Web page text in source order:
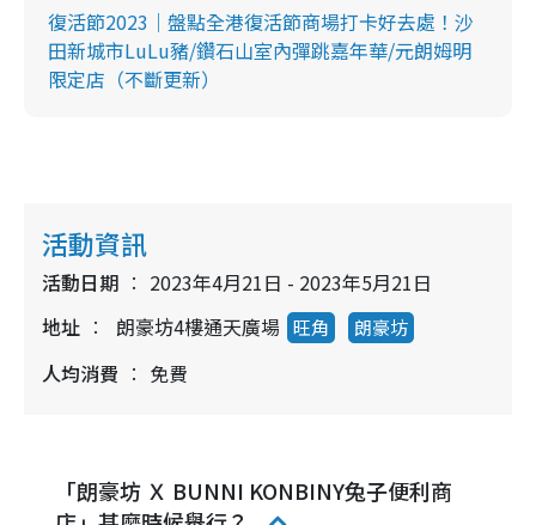
復活節2023｜盤點全港復活節商場打卡好去處！沙
田新城市LuLu豬/鑽石山室內彈跳嘉年華/元朗姆明
限定店（不斷更新）
活動資訊
活動日期
2023年4月21日 - 2023年5月21日
地址
朗豪坊4樓通天廣場 旺角 朗豪坊
人均消費 免費
「朗豪坊 Ｘ BUNNI KONBINY兔子便利商